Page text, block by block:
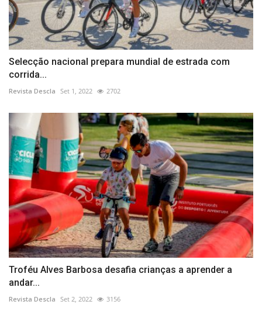
Selecção nacional prepara mundial de estrada com
corrida...
Revista Descla Set 1, 2022 2702
Troféu Alves Barbosa desafia crianças a aprender a
andar...
Revista Descla Set 2, 2022 3156